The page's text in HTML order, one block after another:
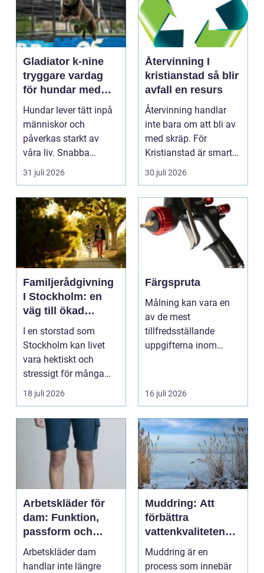
Gladiator k-nine
tryggare vardag
för hundar med
stress och oro
Hundar lever tätt inpå
människor och
påverkas starkt av
våra liv. Snabba
förändringar, höga ljud,
en...
31 juli 2026
Återvinning I
kristianstad så blir
avfall en resurs
Återvinning handlar
inte bara om att bli av
med skräp. För
Kristianstad är smart
avfallshantering en...
30 juli 2026
Familjerådgivning
I Stockholm: en
väg till ökad
harmoni och
förståelse
I en storstad som
Stockholm kan livet
vara hektiskt och
stressigt för många
familjer. Kon...
18 juli 2026
Färgspruta
Målning kan vara en
av de mest
tillfredsställande
uppgifterna inom
16 juli 2026
Arbetskläder för
dam: Funktion,
passform och
hållbarhet i fokus
Arbetskläder dam
handlar inte längre
Muddring: Att
förbättra
vattenkvaliteten
och möjliggöra
navigering
Muddring är en
process som innebär